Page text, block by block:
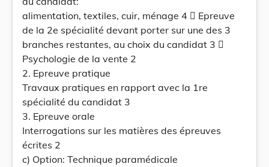
alimentation, textiles, cuir, ménage 4  Epreuve
de la 2e spécialité devant porter sur une des 3
branches restantes, au choix du candidat 3 
Psychologie de la vente 2
2. Epreuve pratique
Travaux pratiques en rapport avec la 1re
spécialité du candidat 3
3. Epreuve orale
Interrogations sur les matières des épreuves
écrites 2
c) Option: Technique paramédicale